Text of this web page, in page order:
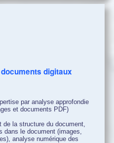
digitaux
par analyse approfondie
et documents PDF)
la structure du document,
dans le document (images,
analyse numérique des